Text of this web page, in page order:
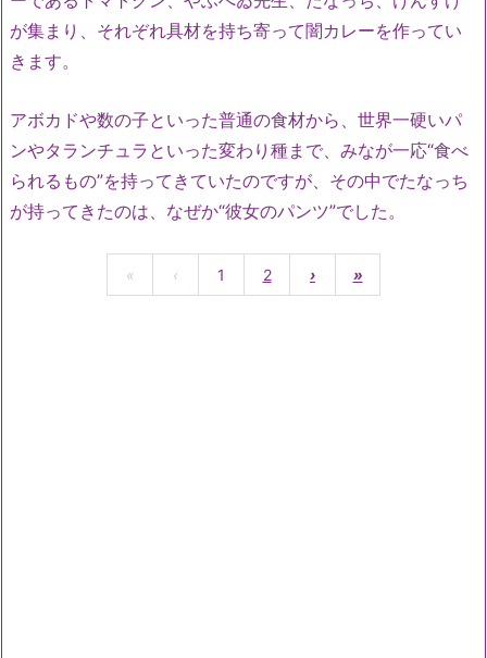
が集まり、それぞれ具材を持ち寄って闇カレーを作ってい
きます。
アボカドや数の子といった普通の食材から、世界一硬いパ
ンやタランチュラといった変わり種まで、みなが一応“食べ
られるもの”を持ってきていたのですが、その中でたなっち
が持ってきたのは、なぜか“彼女のパンツ”でした。
« ‹ 1 2 › »